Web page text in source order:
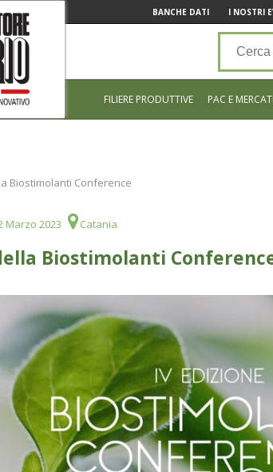
BANCHE DATI I NOSTRI
FILIERE PRODUTTIVE PAC E MERCATI
Biostimolanti Conference
Marzo 2023 Catania
Biostimolanti